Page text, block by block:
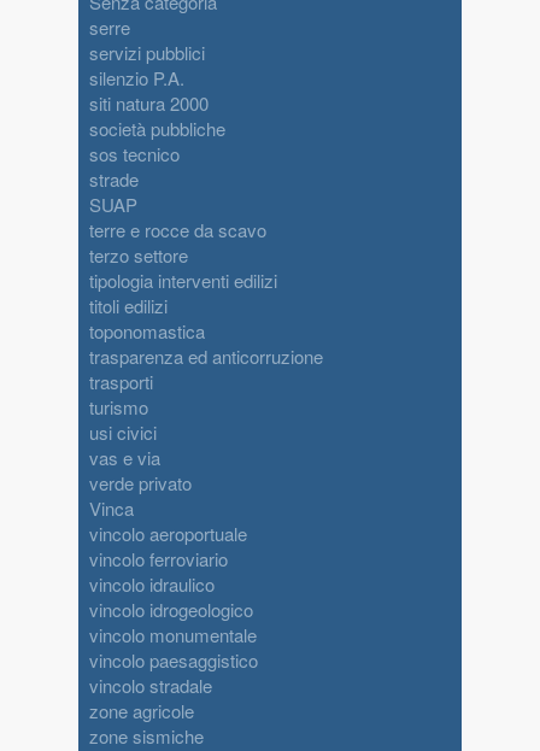
serre
servizi pubblici
silenzio P.A.
siti natura 2000
società pubbliche
sos tecnico
strade
SUAP
terre e rocce da scavo
terzo settore
tipologia interventi edilizi
titoli edilizi
toponomastica
trasparenza ed anticorruzione
trasporti
turismo
usi civici
vas e via
verde privato
Vinca
vincolo aeroportuale
vincolo ferroviario
vincolo idraulico
vincolo idrogeologico
vincolo monumentale
vincolo paesaggistico
vincolo stradale
zone agricole
zone sismiche